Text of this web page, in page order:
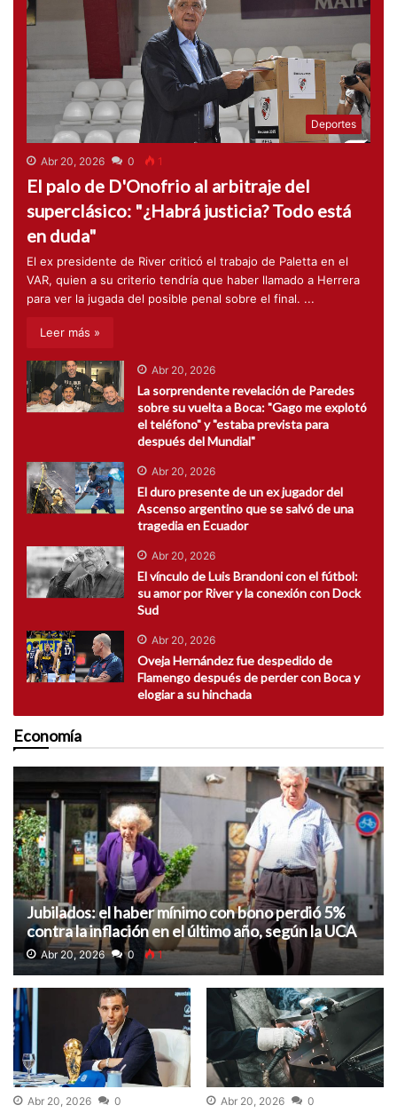
Deportes
Abr 20, 2026 0 1
El palo de D'Onofrio al arbitraje del
superclásico: "¿Habrá justicia? Todo está
en duda"
El ex presidente de River criticó el trabajo de Paletta en el
VAR, quien a su criterio tendría que haber llamado a Herrera
para ver la jugada del posible penal sobre el final. ...
Leer más »
Abr 20, 2026
La sorprendente revelación de Paredes
sobre su vuelta a Boca: "Gago me explotó
el teléfono" y "estaba prevista para
después del Mundial"
Abr 20, 2026
El duro presente de un ex jugador del
Ascenso argentino que se salvó de una
tragedia en Ecuador
Abr 20, 2026
El vínculo de Luis Brandoni con el fútbol:
su amor por River y la conexión con Dock
Sud
Abr 20, 2026
Oveja Hernández fue despedido de
Flamengo después de perder con Boca y
elogiar a su hinchada
Economía
Jubilados: el haber mínimo con bono perdió 5%
contra la inflación en el último año, según la UCA
Abr 20, 2026 0 1
Abr 20, 2026 0 Abr 20, 2026 0